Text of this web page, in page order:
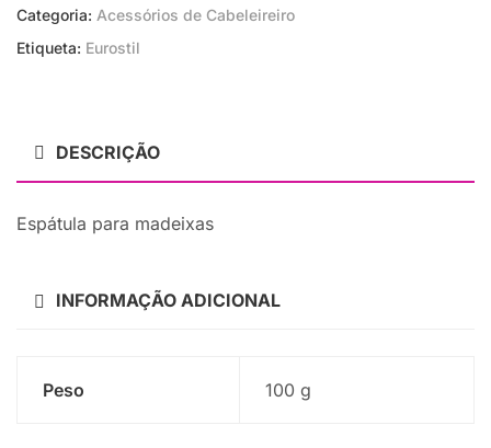
Categoria: Acessórios de Cabeleireiro
Etiqueta: Eurostil
DESCRIÇÃO
Espátula para madeixas
INFORMAÇÃO ADICIONAL
Peso 100 g